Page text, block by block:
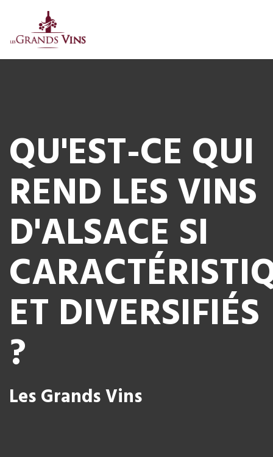
QU'EST-CE QUI
REND LES VINS
D'ALSACE SI
ET DIVERSIFIÉS
?
Les Grands Vins